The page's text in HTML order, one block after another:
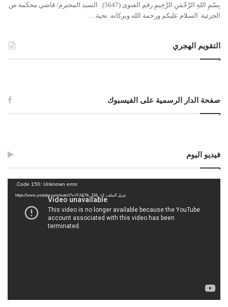
بِسْمِ اللهِ الرَّحْمَنِ الرَّحِيمِ رقم الفتوى (5647) السيد المحترم/ قاضي محكمة ص
الجزئية. السلام عليكم ورحمة الله وبركاته. تحية…
التقويم الهجري
صفحة الدار الرسمية على الفيسبوك
فيديو اليوم
Code 150: Unknown error.
تنزيل الملف: https://www.youtube.com/watch?v=FJdj7tk_7jI&_=1